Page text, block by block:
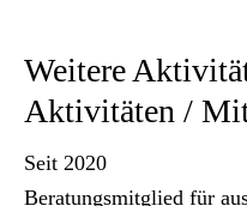
Weitere
Aktivitäten /
Seit 2020
Beratungsmitglied für